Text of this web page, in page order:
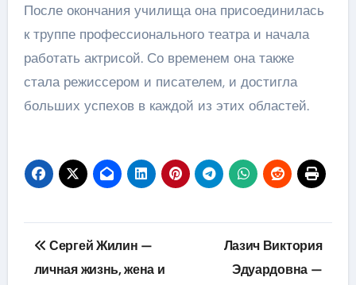
После окончания училища она присоединилась
к труппе профессионального театра и начала
работать актрисой. Со временем она также
стала режиссером и писателем, и достигла
больших успехов в каждой из этих областей.
Навигация
по
Сергей Жилин —
личная жизнь, жена и
Лазич Виктория
Эдуардовна —